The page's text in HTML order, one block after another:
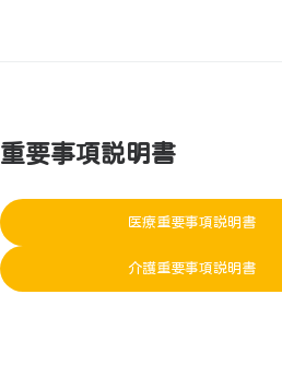
重要事項説明書
医療重要事項説明書
介護重要事項説明書